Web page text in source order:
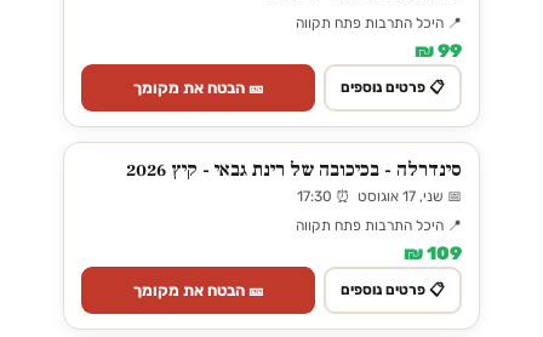
📍 היכל התרבות פתח תקווה
99 ₪
📋 פרטים נוספים 🎫 הבטח את מקומך
סינדרלה - בכיכובה של רינת גבאי - קיץ 2026
📅 שני, 17 אוגוסט ⏰ 17:30
📍 היכל התרבות פתח תקווה
109 ₪
📋 פרטים נוספים 🎫 הבטח את מקומך